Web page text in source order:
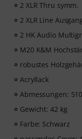
2 XLR Thru symm.
2 XLR Line
2 HK Audio
M20 K&M
robustes
Acryllack
Abmessungen:
Gewicht: 42 kg
Farbe: Schwarz